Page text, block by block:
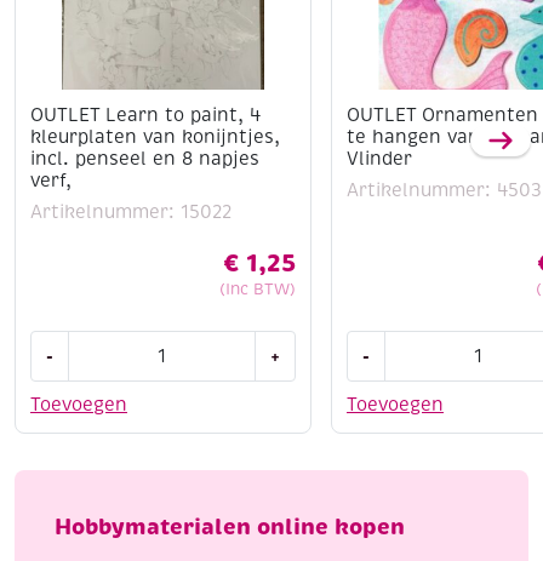
OUTLET Learn to paint, 4
kleurplaten van konijntjes,
incl. penseel en 8 napjes
verf,
Artikelnummer: 15022
€ 1,25
(Inc BTW)
Toevoegen
-
to
kleurplaten
konijntjes,
+
OUTLET
te hangen van dik
Vlinder
Artikelnummer:
Toevoegen
-
om
hangen
dik
Hobbymaterialen online kopen